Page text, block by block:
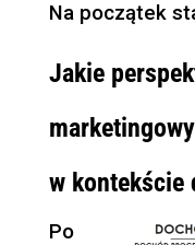
Na początek
Jakie
w kontekście
Po